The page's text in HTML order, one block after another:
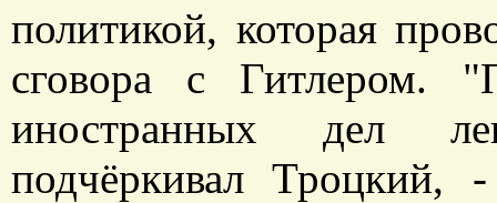
политикой, которая
сговора с Гитлером.
иностранных дел
подчёркивал Троцкий,